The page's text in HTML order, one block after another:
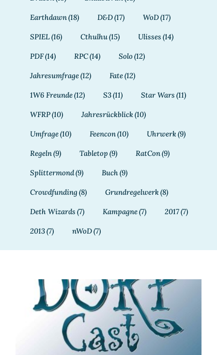
Earthdawn(18) D&D(17) WoD(17)
SPIEL(16) Cthulhu(15) Ulisses (14)
PDF(14) RPC(14) Solo(12)
Jahresumfrage(12) Fate(12)
1W6 Freunde(12) S3(11) Star Wars (11)
WFRP(10) Jahresrückblick(10)
Umfrage(10) Feencon(10) Uhrwerk(9)
Regeln(9) Tabletop (9) RatCon(9)
Splittermond(9) Buch(9)
Crowdfunding (8) Grundregelwerk(8)
Deth Wizards (7) Kampagne(7) 2017(7)
2013(7) nWoD(7)
DORPCast 192: Akte X – Die
unheimlichen Fälle des FBI